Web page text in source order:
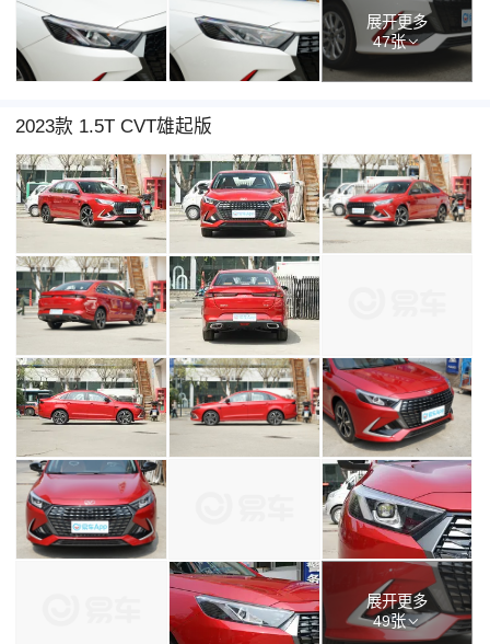
展开更多
47张
2023款 1.5T CVT雄起版
展开更多
49张